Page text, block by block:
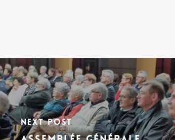
Next Post